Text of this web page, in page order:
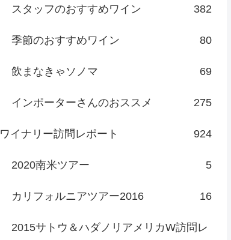
スタッフのおすすめワイン 382
季節のおすすめワイン 80
飲まなきゃソノマ 69
インポーターさんのおススメ 275
ワイナリー訪問レポート 924
2020南米ツアー 5
カリフォルニアツアー2016 16
2015サトウ＆ハダノリアメリカW訪問レ